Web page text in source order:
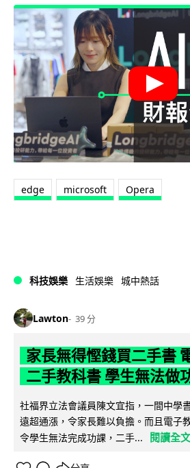
edge microsoft Opera
科技娛樂 生活娛樂 城中熱話
Lawton 39 分
家長無得慳錢買二手書
二手教科書 學生無法做
社福界立法會議員陳文宜指，一間中學
遠超通漲，令家長難以負擔。而且電子
令學生無法完成功課，二手...
閱讀全文